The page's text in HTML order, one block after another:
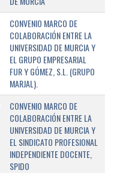
CONVENIO MARCO DE
COLABORACIÓN ENTRE LA
UNIVERSIDAD DE MURCIA Y
EL GRUPO EMPRESARIAL
FUR Y GÓMEZ, S.L. (GRUPO
MARJAL).
CONVENIO MARCO DE
COLABORACIÓN ENTRE LA
UNIVERSIDAD DE MURCIA Y
EL SINDICATO PROFESIONAL
INDEPENDIENTE DOCENTE,
SPIDO